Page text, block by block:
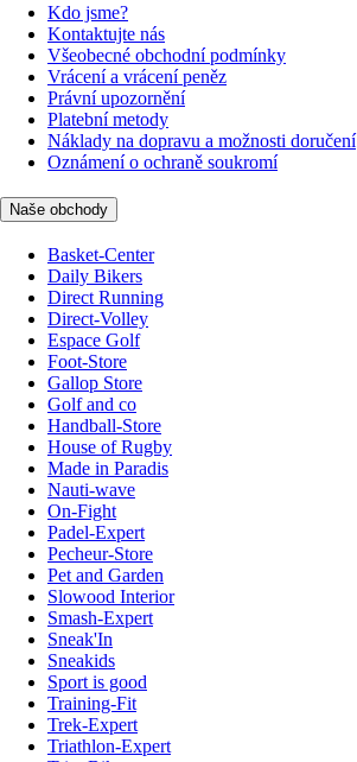
Kdo jsme?
Kontaktujte nás
Všeobecné obchodní podmínky
Vrácení a vrácení peněz
Právní upozornění
Platební metody
Náklady na dopravu a možnosti doručení
Oznámení o ochraně soukromí
Naše obchody
Basket-Center
Daily Bikers
Direct Running
Direct-Volley
Espace Golf
Foot-Store
Gallop Store
Golf and co
Handball-Store
House of Rugby
Made in Paradis
Nauti-wave
On-Fight
Padel-Expert
Pecheur-Store
Pet and Garden
Slowood Interior
Smash-Expert
Sneak'In
Sneakids
Sport is good
Training-Fit
Trek-Expert
Triathlon-Expert